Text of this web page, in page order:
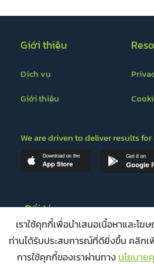
เราใช้คุกกี้เพื่อนำเสนอเนื้อหาและโ
ท่านได้รับประสบการณ์ที่ดียิ่งขึ้น คลิก
การใช้คุกกี้ของเราผ่านทาง นโยบาย
Giới thiệu
Dịch vụ
Giới thiệu
Đối tác
We are driven to deliver results